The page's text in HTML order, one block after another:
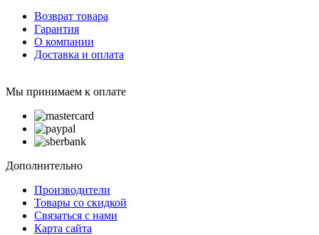
Возврат товара
Гарантия
О компании
Доставка и оплата
Мы принимаем к оплате
Дополнительно
Производители
Товары со скидкой
Связаться с нами
Карта сайта